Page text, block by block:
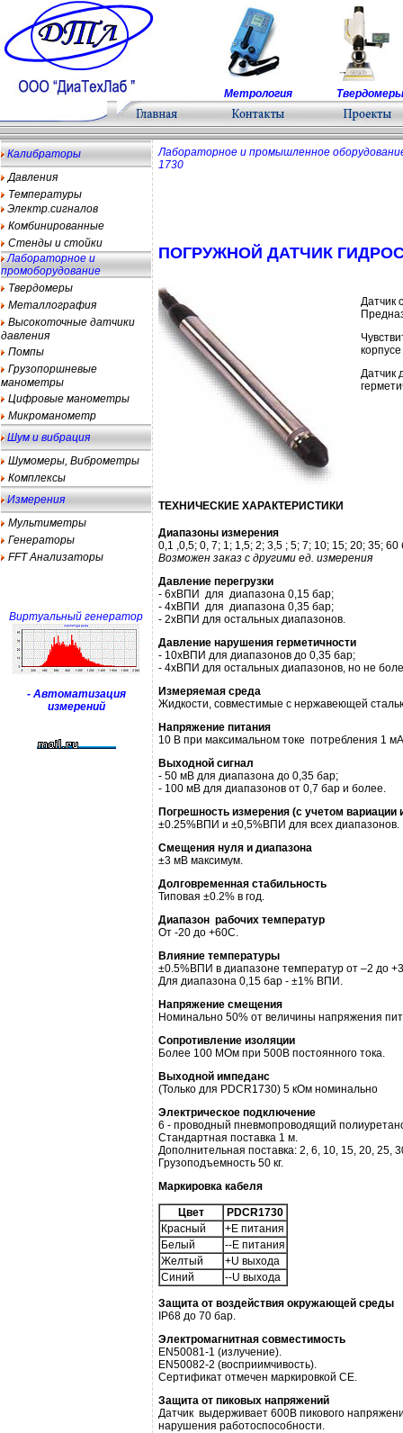
Метрология Твердомеры
Калибраторы
Давления
Температуры
Электр.сигналов
Комбинированные
Стенды и стойки
Лабораторное и
промоборудование
Твердомеры
Металлография
Высокоточные датчики
давления
Помпы
Грузопоршневые
манометры
Цифровые манометры
Микроманометр
Шум и вибрация
Шумомеры, Виброметры
Комплексы
Измерения
Мультиметры
Генераторы
FFT Анализаторы
Виртуальный генератор
- Автоматизация
измерений
Лабораторное и промышленное
1730
ПОГРУЖНОЙ ДАТЧИК
Датчик
Датчик
ТЕХНИЧЕСКИЕ ХАРАКТЕРИСТИКИ
Диапазоны измерения
0,1 ,0,5; 0, 7; 1; 1,5; 2; 3,5 ; 5; 7; 10; 15; 20; 35;
Возможен заказ с другими ед. измерения
Давление перегрузки
- 6хВПИ для диапазона 0,15 бар;
- 4хВПИ для диапазона 0,35 бар;
- 2хВПИ для остальных диапазонов.
Давление нарушения герметичности
- 10хВПИ для диапазонов до 0,35 бар;
- 4хВПИ для остальных диапазонов, но не
Измеряемая среда
Жидкости, совместимые с нержавеющей
Напряжение питания
10 В при максимальном токе потребления 1
Выходной сигнал
- 50 мВ для диапазона до 0,35 бар;
- 100 мВ для диапазонов от 0,7 бар и более.
Погрешность измерения (с учетом вариации
±0.25%ВПИ и ±0,5%ВПИ для всех диапазонов.
Смещения нуля и диапазона
±3 мВ максимум.
Долговременная стабильность
Типовая ±0.2% в год.
Диапазон рабочих температур
От -20 до +60С.
Влияние температуры
±0.5%ВПИ в диапазоне температур от –2 до
Для диапазона 0,15 бар - ±1% ВПИ.
Напряжение смещения
Номинально 50% от величины напряжения
Сопротивление изоляции
Более 100 МОм при 500В постоянного тока.
Выходной импеданс
(Только для PDCR1730) 5 кОм номинально
Электрическое подключение
6 - проводный пневмопроводящий
Стандартная поставка 1 м.
Дополнительная поставка: 2, 6, 10, 15, 20, 25,
Грузоподъемность 50 кг.
Маркировка кабеля
Цвет
PDCR1730
Красный
+Е питания
Белый
--Е питания
Желтый
+U выхода
Синий
--U выхода
Защита от воздействия окружающей среды
IP68 до 70 бар.
Электромагнитная совместимость
EN50081-1 (излучение).
EN50082-2 (восприимчивость).
Сертификат отмечен маркировкой СЕ.
Защита от пиковых напряжений
Датчик выдерживает 600В пикового
нарушения работоспособности.